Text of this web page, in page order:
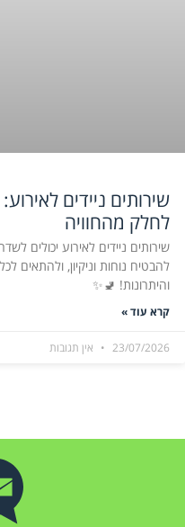
שירותים ניידים
לחלק מהחוויה
שירותים ניידים לאירוע יכולים
להבטיח נוחות וניקיון, ולהתאים
והיתרונות! 🚽✨
קרא עוד »
23/07/2026 אין תגובות